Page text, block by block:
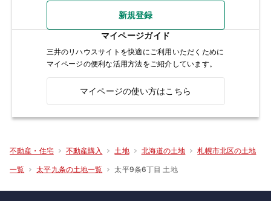
新規登録
マイページガイド
三井のリハウスサイトを快適にご利用いただくために
マイページの便利な活用方法をご紹介しています。
マイページの使い方はこちら
不動産・住宅 不動産購入 土地 北海道の土地 札幌市北区の土地
一覧 太平九条の土地一覧 太平9条6丁目 土地